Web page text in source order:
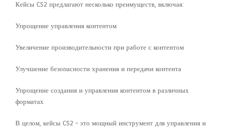
Кейсы CS2 предлагают несколько преимуществ, включая:
Упрощение управления контентом
Увеличение производительности при работе с контентом
Улучшение безопасности хранения и передачи контента
Упрощение создания и управления контентом в различных
форматах
В целом, кейсы CS2 – это мощный инструмент для управления и